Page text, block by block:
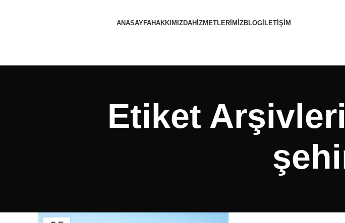
ANASAYFAHAKKIMIZDAHIZMETLERIMIZBLOGİLETIŞIM
Etiket